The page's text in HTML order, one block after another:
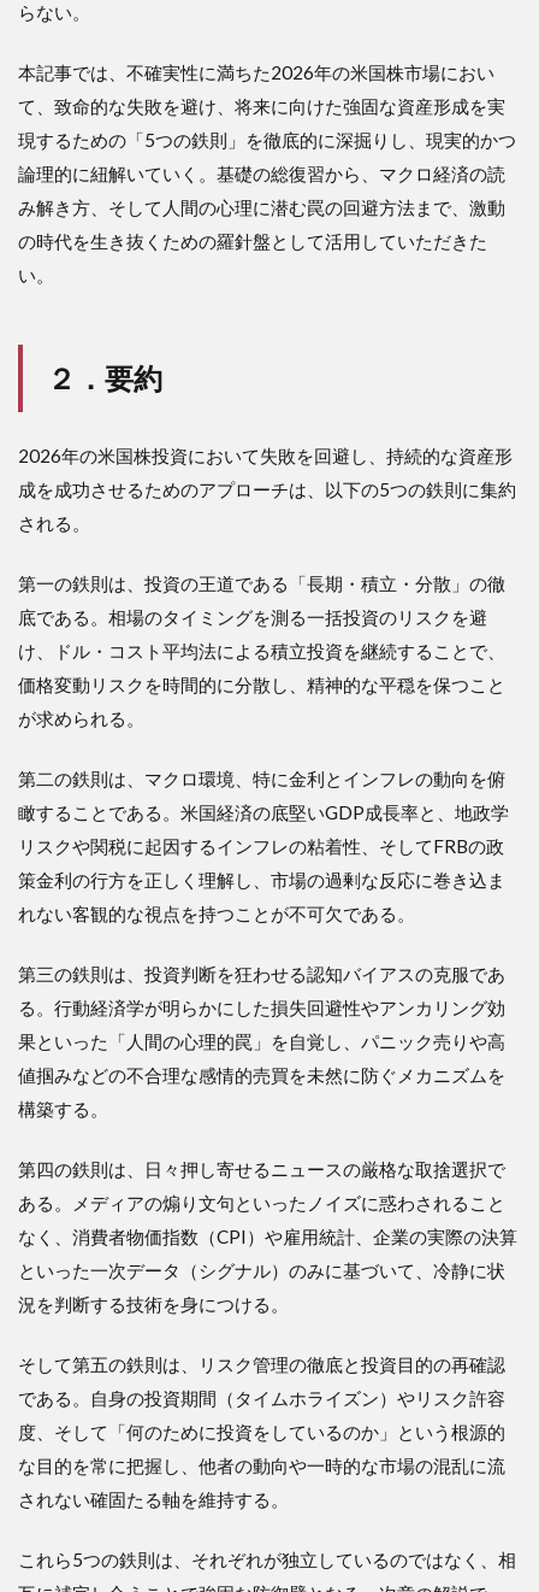
（イ
レと
の現
在地
る）
鉄則
克服
（感
ら抜
け出
す）
4：ニ
ュー
取捨
選択
イズ
断し
ナル
を見
る）
3.6
5：現
在地
握と
リス
理
の投
資目
的を
見失
い）
4
結論
らない。
本記事では、不確実性に満ちた2026年の米国株市場におい
て、致命的な失敗を避け、将来に向けた強固な資産形成を実
現するための「5つの鉄則」を徹底的に深掘りし、現実的かつ
論理的に紐解いていく。基礎の総復習から、マクロ経済の読
み解き方、そして人間の心理に潜む罠の回避方法まで、激動
の時代を生き抜くための羅針盤として活用していただきた
い。
２．要約
2026年の米国株投資において失敗を回避し、持続的な資産形
成を成功させるためのアプローチは、以下の5つの鉄則に集約
される。
第一の鉄則は、投資の王道である「長期・積立・分散」の徹
底である。相場のタイミングを測る一括投資のリスクを避
け、ドル・コスト平均法による積立投資を継続することで、
価格変動リスクを時間的に分散し、精神的な平穏を保つこと
が求められる。
第二の鉄則は、マクロ環境、特に金利とインフレの動向を俯
瞰することである。米国経済の底堅いGDP成長率と、地政学
リスクや関税に起因するインフレの粘着性、そしてFRBの政
策金利の行方を正しく理解し、市場の過剰な反応に巻き込ま
れない客観的な視点を持つことが不可欠である。
第三の鉄則は、投資判断を狂わせる認知バイアスの克服であ
る。行動経済学が明らかにした損失回避性やアンカリング効
果といった「人間の心理的罠」を自覚し、パニック売りや高
値掴みなどの不合理な感情的売買を未然に防ぐメカニズムを
構築する。
第四の鉄則は、日々押し寄せるニュースの厳格な取捨選択で
ある。メディアの煽り文句といったノイズに惑わされること
なく、消費者物価指数（CPI）や雇用統計、企業の実際の決算
といった一次データ（シグナル）のみに基づいて、冷静に状
況を判断する技術を身につける。
そして第五の鉄則は、リスク管理の徹底と投資目的の再確認
である。自身の投資期間（タイムホライズン）やリスク許容
度、そして「何のために投資をしているのか」という根源的
な目的を常に把握し、他者の動向や一時的な市場の混乱に流
されない確固たる軸を維持する。
これら5つの鉄則は、それぞれが独立しているのではなく、相